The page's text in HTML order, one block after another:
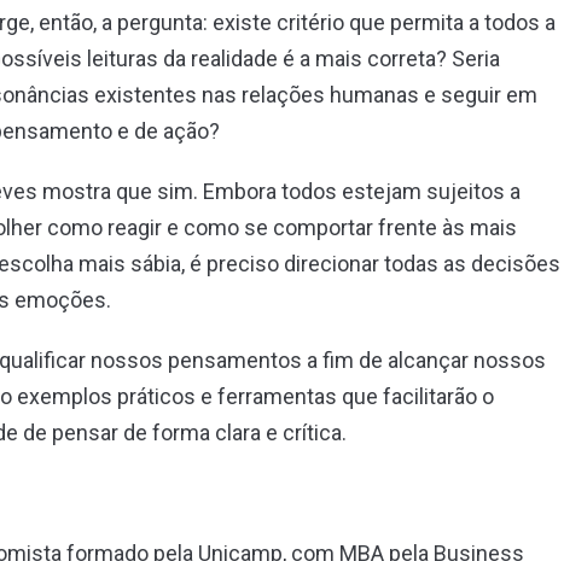
então, a pergunta: existe critério que permita a todos a
leituras da realidade é a mais correta? Seria
existentes nas relações humanas e seguir em
e de ação?
mostra que sim. Embora todos estejam sujeitos a
como reagir e como se comportar frente às mais
mais sábia, é preciso direcionar todas as decisões
emoções.
nossos pensamentos a fim de alcançar nossos
exemplos práticos e ferramentas que facilitarão o
de pensar de forma clara e crítica.
formado pela Unicamp, com MBA pela Business